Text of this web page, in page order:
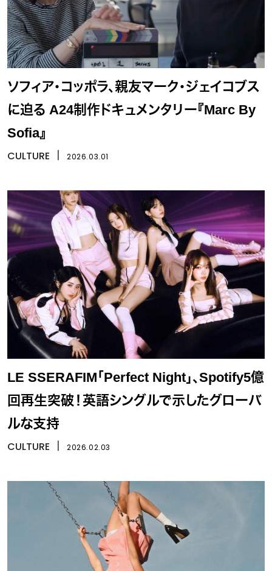
ソフィア・コッポラ、親友マーク・ジェイコブス
に迫る A24制作ドキュメンタリー『Marc By
Sofia』
CULTURE 2026.03.01
LE SSERAFIM「Perfect Night」、Spotify5億
回再生突破！英語シングルで示したグローバ
ルな支持
CULTURE 2026.02.03